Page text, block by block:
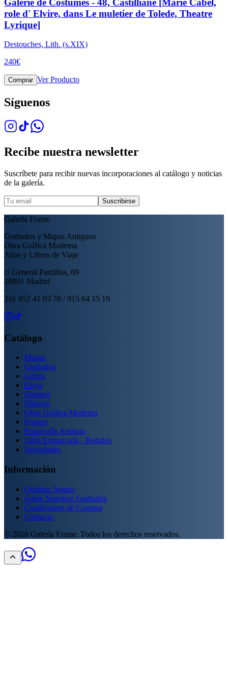
role d' Elvire, dans Le muletier de Tolede, Theatre
Lyrique]
Destouches, Lith. (s.XIX)
240€
Comprar Ver Producto
Síguenos
Recibe nuestra newsletter
Suscríbete para recibir nuevas incorporaciones al catálogo y noticias
de la galería.
Suscribirse
Galería Frame
Grabados y Mapas Antiguos
Obra Gráfica Moderna
Atlas y Libros de Viaje
c/ General Pardiñas, 69
28001 Madrid
Tel: 652 41 03 78 / 915 64 15 19
Catálogo
Mapas
Grabados
Libros
Goya
Piranesi
Dibujos
Obra Gráfica Moderna
Posters
Fotografía Antigua
Obra Enmarcada - Regalos
Novedades
Información
Quiénes Somos
Sobre Nuestros Grabados
Condiciones de Compra
Contacto
© 2026 Galería Frame. Todos los derechos reservados.